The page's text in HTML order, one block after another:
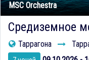
MSC Orchestra
Средиземное
Таррагона